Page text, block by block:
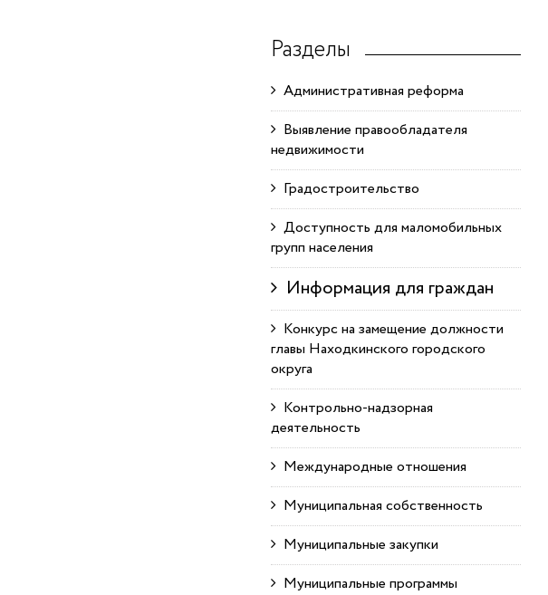
Разделы
Административная реформа
Выявление правообладателя
недвижимости
Градостроительство
Доступность для маломобильных
групп населения
Информация для граждан
Конкурс на замещение должности
главы Находкинского городского
округа
Контрольно-надзорная
деятельность
Международные отношения
Муниципальная собственность
Муниципальные закупки
Муниципальные программы